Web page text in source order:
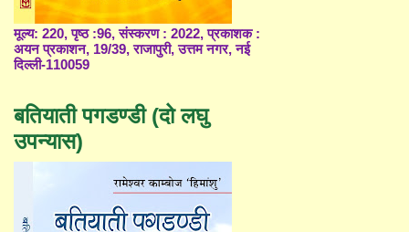
मूल्य: 220, पृष्ठ :96, संस्करण : 2022, प्रकाशक :
अयन प्रकाशन, 19/39, राजापुरी, उत्तम नगर, नई
दिल्ली-110059
बतियाती पगडण्डी (दो लघु
उपन्यास)